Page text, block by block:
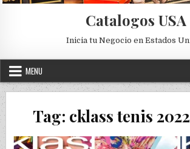
Catalogos USA
Inicia tu Negocio en Estados
MENU
Tag: cklass tenis